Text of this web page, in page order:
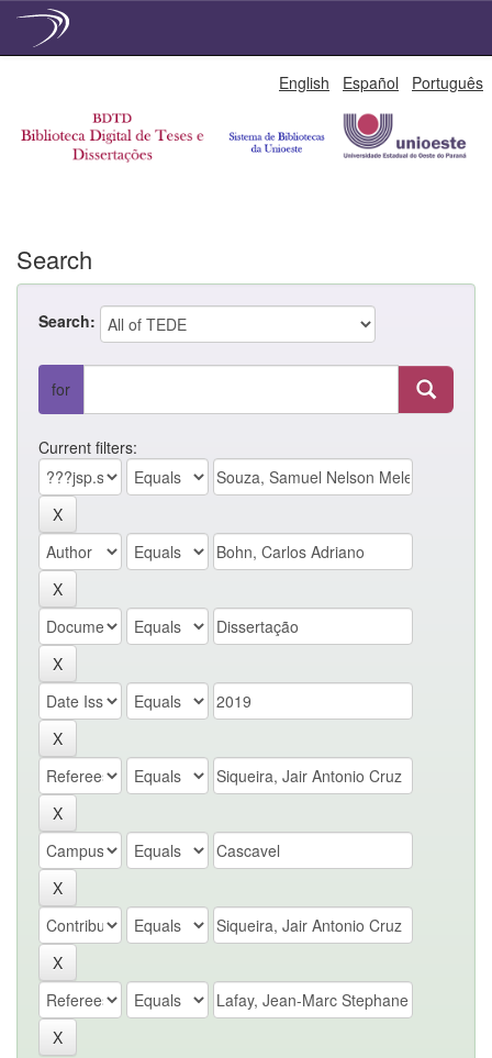
English Español Português
Search
Search:
for
Current filters: